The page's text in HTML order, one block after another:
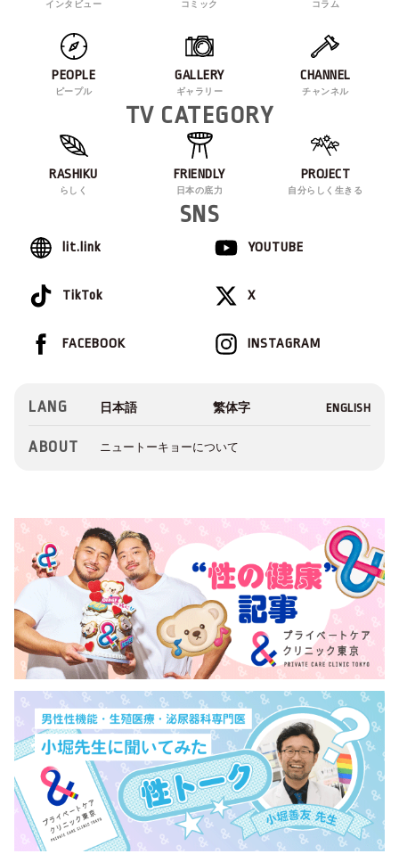
インタビュー コミック コラム
PEOPLE
ピープル
GALLERY
ギャラリー
CHANNEL
チャンネル
TV CATEGORY
RASHIKU
らしく
FRIENDLY
日本の底力
PROJECT
自分らしく生きる
SNS
lit.link YOUTUBE
TikTok X
INSTAGRAM
FACEBOOK
LANG
ABOUT ニュートーキョーについて